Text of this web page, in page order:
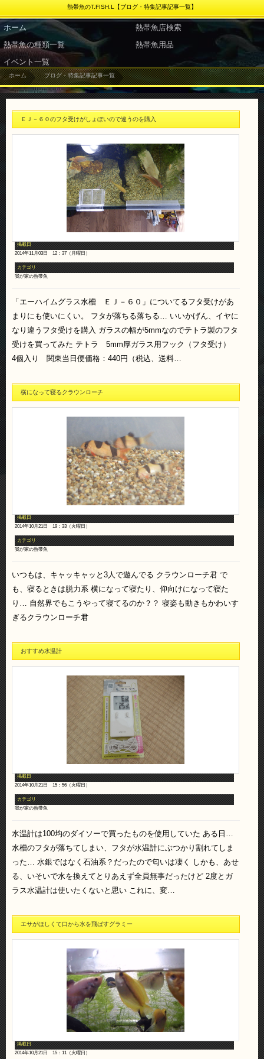
熱帯魚のT.FISH.L【ブログ・特集記事記事一覧】
ホーム ブログ・特集記事記事一覧
ＥＪ－６０のフタ受けがしょぼいので違うのを購入
掲載日
2014年11月03日 12：37（月曜日）
カテゴリ
我が家の熱帯魚
「エーハイムグラス水槽 ＥＪ－６０」についてるフタ受けがあ
まりにも使いにくい。 フタが落ちる落ちる… いいかげん、イヤに
なり違うフタ受けを購入 ガラスの幅が5mmなのでテトラ製のフタ
受けを買ってみた テトラ 5mm厚ガラス用フック（フタ受け）
4個入り 関東当日便価格：440円（税込、送料…
横になって寝るクラウンローチ
掲載日
2014年10月21日 19：33（火曜日）
カテゴリ
我が家の熱帯魚
いつもは、キャッキャッと3人で遊んでる クラウンローチ君 で
も、寝るときは脱力系 横になって寝たり、仰向けになって寝た
り… 自然界でもこうやって寝てるのか？？ 寝姿も動きもかわいす
ぎるクラウンローチ君
おすすめ水温計
掲載日
2014年10月21日 15：56（火曜日）
カテゴリ
我が家の熱帯魚
水温計は100均のダイソーで買ったものを使用していた ある日…
水槽のフタが落ちてしまい、フタが水温計にぶつかり割れてしま
った… 水銀ではなく石油系？だったので匂いは凄く しかも、あせ
る、いそいで水を換えてとりあえず全員無事だったけど 2度とガ
ラス水温計は使いたくないと思い これに、変…
エサがほしくて口から水を飛ばすグラミー
掲載日
2014年10月21日 15：11（火曜日）